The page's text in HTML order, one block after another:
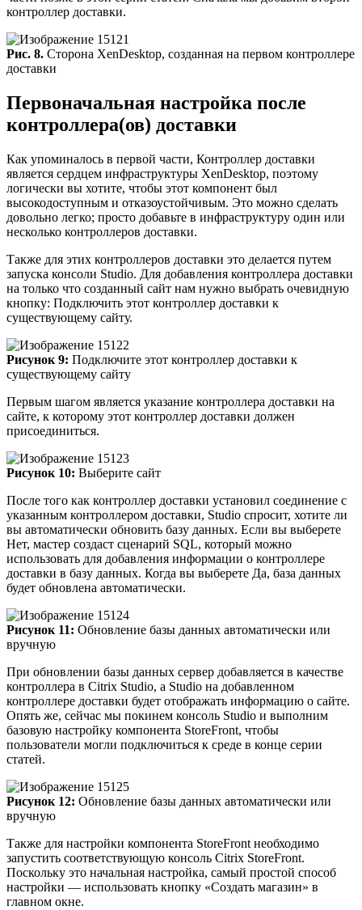
контроллер доставки.
Рис. 8. Сторона XenDesktop, созданная на первом контроллере
доставки
Первоначальная настройка после
контроллера(ов) доставки
Как упоминалось в первой части, Контроллер доставки
является сердцем инфраструктуры XenDesktop, поэтому
логически вы хотите, чтобы этот компонент был
высокодоступным и отказоустойчивым. Это можно сделать
довольно легко; просто добавьте в инфраструктуру один или
несколько контроллеров доставки.
Также для этих контроллеров доставки это делается путем
запуска консоли Studio. Для добавления контроллера доставки
на только что созданный сайт нам нужно выбрать очевидную
кнопку: Подключить этот контроллер доставки к
существующему сайту.
Рисунок 9: Подключите этот контроллер доставки к
существующему сайту
Первым шагом является указание контроллера доставки на
сайте, к которому этот контроллер доставки должен
присоединиться.
Рисунок 10: Выберите сайт
После того как контроллер доставки установил соединение с
указанным контроллером доставки, Studio спросит, хотите ли
вы автоматически обновить базу данных. Если вы выберете
Нет, мастер создаст сценарий SQL, который можно
использовать для добавления информации о контроллере
доставки в базу данных. Когда вы выберете Да, база данных
будет обновлена автоматически.
Рисунок 11: Обновление базы данных автоматически или
вручную
При обновлении базы данных сервер добавляется в качестве
контроллера в Citrix Studio, а Studio на добавленном
контроллере доставки будет отображать информацию о сайте.
Опять же, сейчас мы покинем консоль Studio и выполним
базовую настройку компонента StoreFront, чтобы
пользователи могли подключиться к среде в конце серии
статей.
Рисунок 12: Обновление базы данных автоматически или
вручную
Также для настройки компонента StoreFront необходимо
запустить соответствующую консоль Citrix StoreFront.
Поскольку это начальная настройка, самый простой способ
настройки — использовать кнопку «Создать магазин» в
главном окне.